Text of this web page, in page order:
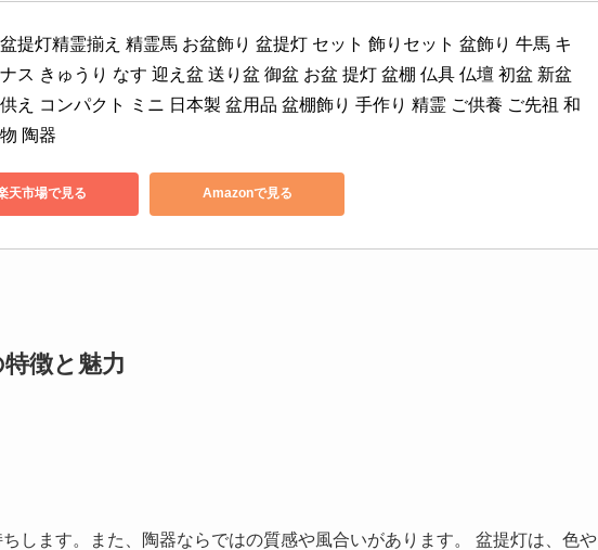
提灯精霊揃え 精霊馬 お盆飾り 盆提灯 セット 飾りセット 盆飾り 牛馬 キ
ス きゅうり なす 迎え盆 送り盆 御盆 お盆 提灯 盆棚 仏具 仏壇 初盆 新盆
え コンパクト ミニ 日本製 盆用品 盆棚飾り 手作り 精霊 ご供養 ご先祖 和
陶器
天市場で見る Amazonで見る
徴と魅力
します。また、陶器ならではの質感や風合いがあります。 盆提灯は、色や